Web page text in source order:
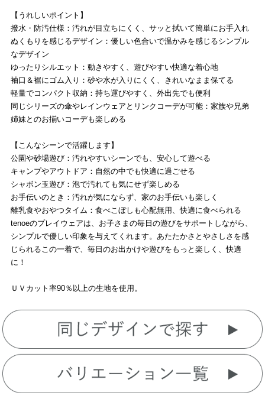
【うれしいポイント】
撥水・防汚仕様：汚れが目立ちにくく、サッと拭いて簡単にお手入れ
ぬくもりを感じるデザイン：優しい色合いで温かみを感じるシンプル
なデザイン
ゆったりシルエット：動きやすく、遊びやすい快適な着心地
袖口＆裾にゴム入り：砂や水が入りにくく、きれいなまま保てる
軽量でコンパクト収納：持ち運びやすく、外出先でも便利
同じシリーズの傘やレインウェアとリンクコーデが可能：家族や兄弟
姉妹とのお揃いコーデも楽しめる
【こんなシーンで活躍します】
公園や砂場遊び：汚れやすいシーンでも、安心して遊べる
キャンプやアウトドア：自然の中でも快適に過ごせる
シャボン玉遊び：泡で汚れても気にせず楽しめる
お手伝いのとき：汚れが気にならず、家のお手伝いも楽しく
離乳食やおやつタイム：食べこぼしも心配無用、快適に食べられる
tenoeのプレイウェアは、お子さまの毎日の遊びをサポートしながら、
シンプルで優しい印象を与えてくれます。あたたかさとやさしさを感
じられるこの一着で、毎日のお出かけや遊びをもっと楽しく、快適
に！
ＵＶカット率90％以上の生地を使用。